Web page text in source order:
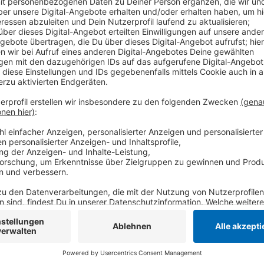
Beim Spitzensporttag trifft die erste
auf den Club Raffelberg aus Duisburg. Die CHTC-
Außerdem empfängt die HSG im letzten Ligaspiel
Spiele können mit nur einer Eintrittskarte besucht
Glockenspitzhalle geplant. Einen solchen
Pandemie verhinderte zuletzt aber eine